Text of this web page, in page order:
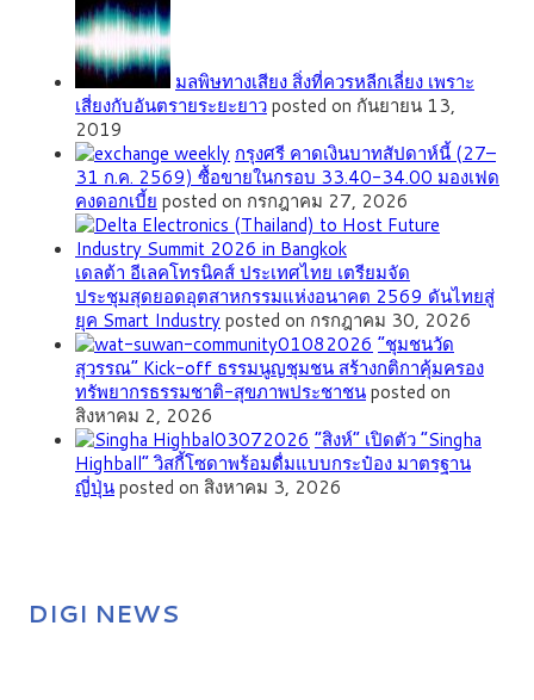
มลพิษทางเสียง สิ่งที่ควรหลีกเลี่ยง เพราะ
เสี่ยงกับอันตรายระยะยาวposted on กันยายน 13,
2019
กรุงศรี คาดเงินบาทสัปดาห์นี้ (27–
31 ก.ค. 2569) ซื้อขายในกรอบ 33.40-34.00 มองเฟด
คงดอกเบี้ย posted on กรกฎาคม 27, 2026
เดลต้า อีเลคโทรนิคส์ ประเทศไทย เตรียมจัด
ประชุมสุดยอดอุตสาหกรรมแห่งอนาคต 2569 ดันไทยสู่
ยุค Smart Industryposted on กรกฎาคม 30, 2026
”ชุมชนวัด
สุวรรณ” Kick-off ธรรมนูญชุมชน สร้างกติกาคุ้มครอง
ทรัพยากรธรรมชาติ-สุขภาพประชาชนposted on
สิงหาคม 2, 2026
“สิงห์” เปิดตัว “Singha
Highball” วิสกี้โซดาพร้อมดื่มแบบกระป๋อง มาตรฐาน
ญี่ปุ่นposted on สิงหาคม 3, 2026
DIGI NEWS